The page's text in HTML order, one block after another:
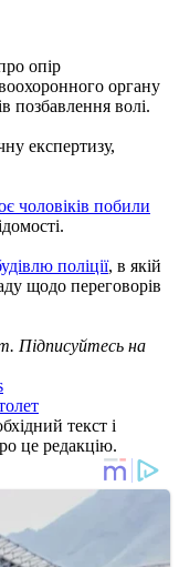
опір
органу
позбавлення волі.
експертизу,
чоловіків побили
поліції, в якій
щодо переговорів
Підписуйтесь на
текст і
це редакцію.